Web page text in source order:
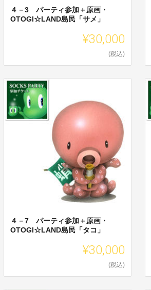
４－3 パーティ参加＋原画・
OTOGI☆LAND島民「サメ」
¥30,000
(税込)
４－7 パーティ参加＋原画・
OTOGI☆LAND島民「タコ」
¥30,000
(税込)